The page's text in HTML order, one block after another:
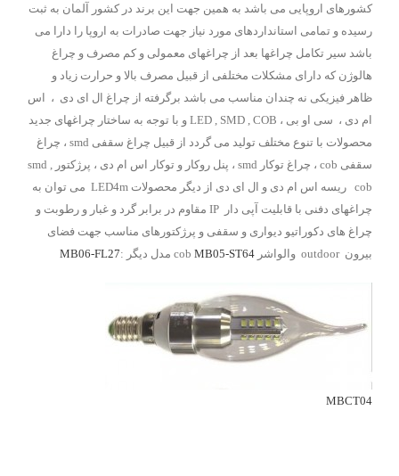
کشورهای اروپایی می باشد به همین جهت این برند در کشور آلمان به ثبت
رسیده و تمامی استانداردهای مورد نیاز جهت صادرات به اروپا را دارا می
باشد سیر تکامل چراغها بعد از چراغهای معمولی و کم مصرف و چراغ
هالوژن که دارای مشکلات مختلفی از قبیل مصرف بالا و حرارت زیاد و
ظاهر فیزیکی نه چندان مناسب می باشد برگرفته از چراغ ال ای دی ، اس
ام دی ، سی او بی ، LED , SMD , COB و با توجه به ساختار چراغهای جدید
محصولات با تنوع مختلف تولید می گردد از قبیل چراغ سقفی smd ، چراغ
سقفی cob ، چراغ توکار smd ، پنل روکار و توکار اس ام دی ، پرژکتور smd ,
cob ریسه اس ام دی و ال ای دی از دیگر محصولات LED4m می توان به
چراغهای دفنی با قابلیت آپی دار IP مقاوم در برابر گرد و غبار و رطوبت و
چراغ های دکوراتیو دیواری و سقفی و پرژکتورهای مناسب جهت فضای
بیرون outdoor والواشر cob
MB05-ST64 مدل دیگر :MB06-FL27
MBCT04